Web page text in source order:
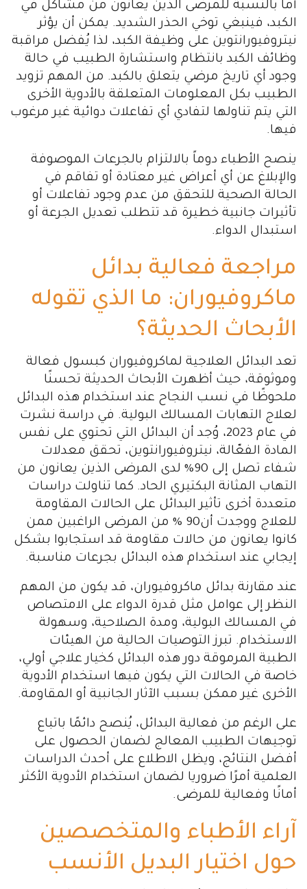
أما بالنسبة للمرضى الذين يعانون من مشاكل في
الكبد، فينبغي توخي الحذر الشديد. يمكن أن يؤثر
نيتروفيورانتوين على وظيفة الكبد، لذا يُفضل مراقبة
وظائف الكبد بانتظام واستشارة الطبيب في حالة
وجود أي تاريخ مرضي يتعلق بالكبد. من المهم تزويد
الطبيب بكل المعلومات المتعلقة بالأدوية الأخرى
التي يتم تناولها لتفادي أي تفاعلات دوائية غير مرغوب
فيها.
ينصح الأطباء دوماً بالالتزام بالجرعات الموصوفة
والإبلاغ عن أي أعراض غير معتادة أو تفاقم في
الحالة الصحية للتحقق من عدم وجود تفاعلات أو
تأثيرات جانبية خطيرة قد تتطلب تعديل الجرعة أو
استبدال الدواء.
مراجعة فعالية بدائل
ماكروفيوران: ما الذي تقوله
الأبحاث الحديثة؟
تعد البدائل العلاجية لماكروفيوران كبسول فعالة
وموثوقة، حيث أظهرت الأبحاث الحديثة تحسنًا
ملحوظًا في نسب النجاح عند استخدام هذه البدائل
لعلاج التهابات المسالك البولية. في دراسة نشرت
في عام 2023، وُجد أن البدائل التي تحتوي على نفس
المادة الفعّالة، نيتروفيورانتوين، تحقق معدلات
شفاء تصل إلى 90% لدى المرضى الذين يعانون من
التهاب المثانة البكتيري الحاد. كما تناولت دراسات
متعددة أخرى تأثير البدائل على الحالات المقاومة
للعلاج ووجدت أن90 % من المرضى الراغبين ممن
كانوا يعانون من حالات مقاومة قد استجابوا بشكل
إيجابي عند استخدام هذه البدائل بجرعات مناسبة.
عند مقارنة بدائل ماكروفيوران، قد يكون من المهم
النظر إلى عوامل مثل قدرة الدواء على الامتصاص
في المسالك البولية، ومدة الصلاحية، وسهولة
الاستخدام. تبرز التوصيات الحالية من الهيئات
الطبية المرموقة دور هذه البدائل كخيار علاجي أولي،
خاصة في الحالات التي يكون فيها استخدام الأدوية
الأخرى غير ممكن بسبب الآثار الجانبية أو المقاومة.
على الرغم من فعالية البدائل، يُنصح دائمًا باتباع
توجيهات الطبيب المعالج لضمان الحصول على
أفضل النتائج، ويظل الاطلاع على أحدث الدراسات
العلمية أمرًا ضروريا لضمان استخدام الأدوية الأكثر
أمانًا وفعالية للمرضى.
آراء الأطباء والمتخصصين
حول اختيار البديل الأنسب